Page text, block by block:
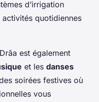
d’irrigation
quotidiennes
est également
et les danses
soirées festives où
vous